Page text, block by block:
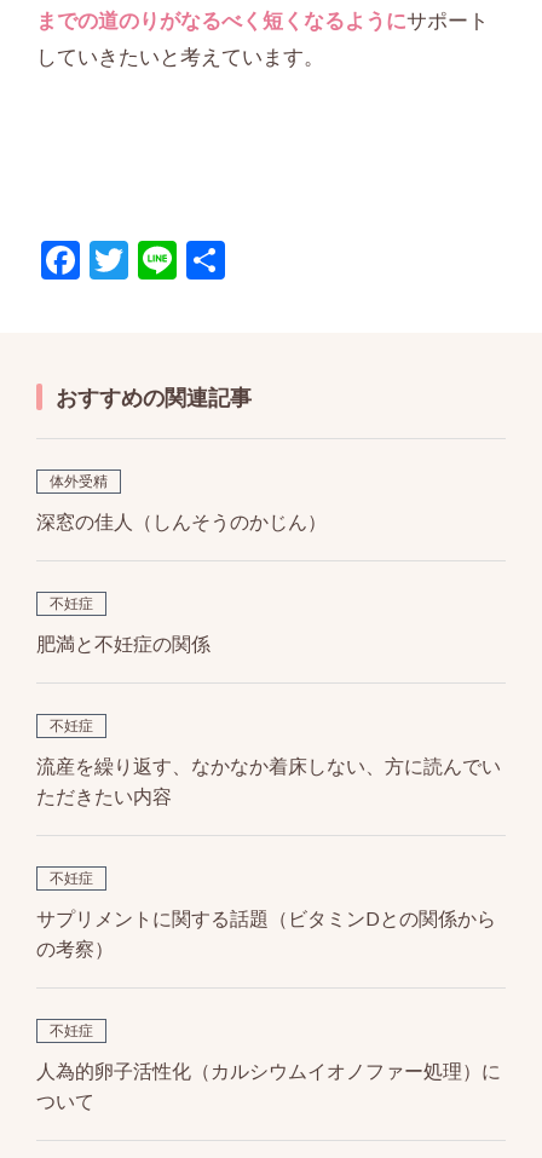
までの道のりがなるべく短くなるようにサポート
していきたいと考えています。
F
b
o
o
k
T
Li
おすすめの関連記事
体外受精
深窓の佳人（しんそうのかじん）
不妊症
肥満と不妊症の関係
不妊症
流産を繰り返す、なかなか着床しない、方に読んでい
ただきたい内容
不妊症
サプリメントに関する話題（ビタミンDとの関係から
の考察）
不妊症
人為的卵子活性化（カルシウムイオノファー処理）に
ついて